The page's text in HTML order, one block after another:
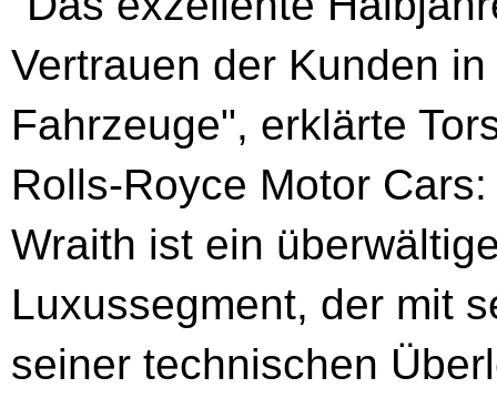
Vertrauen der Kunden
Fahrzeuge", erklärte
Rolls-Royce Motor
Wraith ist ein
Luxussegment, der mit
seiner technischen